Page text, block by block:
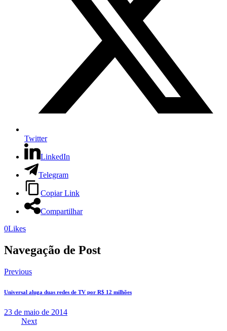
Twitter
LinkedIn
Telegram
Copiar Link
Compartilhar
0Likes
Navegação de Post
Previous
Universal aluga duas redes de TV por R$ 12 milhões
23 de maio de 2014
Next